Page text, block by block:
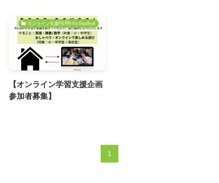
オンライン支援PERR for Student
【オンライン学習支援企画
参加者募集】
1